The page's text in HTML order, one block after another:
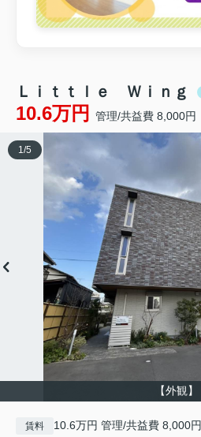
Ｌｉｔｔｌｅ Ｗｉｎｇ
10.6万円 管理/共益費 8,000円
【外観】
1/5
賃料 10.6万円 管理/共益費 8,000円